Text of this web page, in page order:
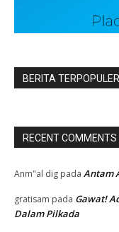
BERITA TERPOPULER
RECENT COMMENTS
Anm"al dig pada Antam
gratisam pada Gawat!
Dalam Pilkada